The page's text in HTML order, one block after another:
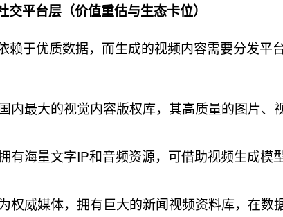
交平台层（价值重估与生态卡位）​
赖于优质数据，而生成的视频内容需要分发平
内最大的视觉内容版权库，其高质量的图片
有海量文字IP和音频资源，可借助视频生成
权威媒体，拥有巨大的新闻视频资料库，在数